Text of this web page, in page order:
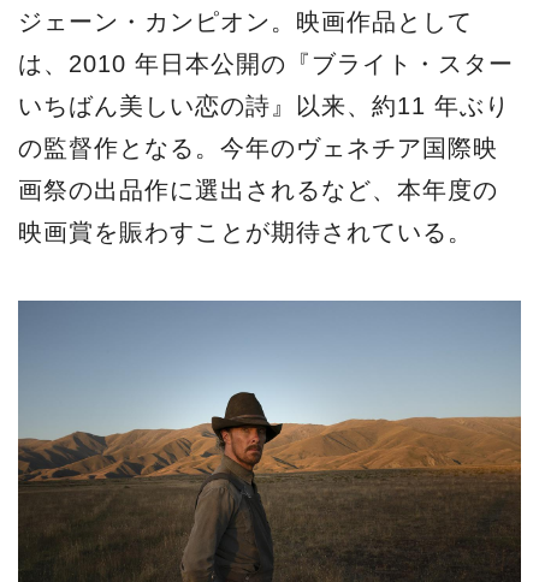
ジェーン・カンピオン。映画作品として
は、2010 年日本公開の『ブライト・スター
いちばん美しい恋の詩』以来、約11 年ぶり
の監督作となる。今年のヴェネチア国際映
画祭の出品作に選出されるなど、本年度の
映画賞を賑わすことが期待されている。